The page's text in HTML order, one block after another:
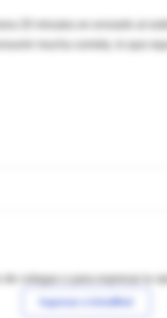
20 minutos en enviarle al
mucha comida, lo que
de colegas o para expresar tu
Ingresar a IntraMed